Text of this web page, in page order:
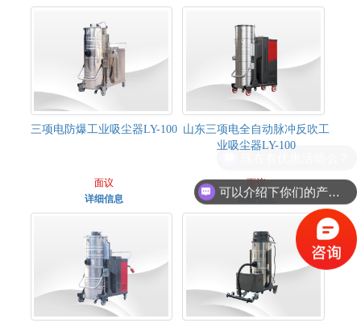
三项电防爆工业吸尘器LY-100
面议
详细信息
山东三项电全自动脉冲反吹工
业吸尘器LY-100
面议
详细信息
可以介绍下你们的产品么？